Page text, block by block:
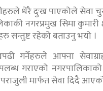
धेरै दुःख पाएकोले सेवा
नगरप्रमुख सिमा कुमारी
सन्तुष्ट रहेको बताउनु भयो ।
गर्नेहरुले आफ्ना
गराएको
पराजुली मार्फत सेवा दिदै